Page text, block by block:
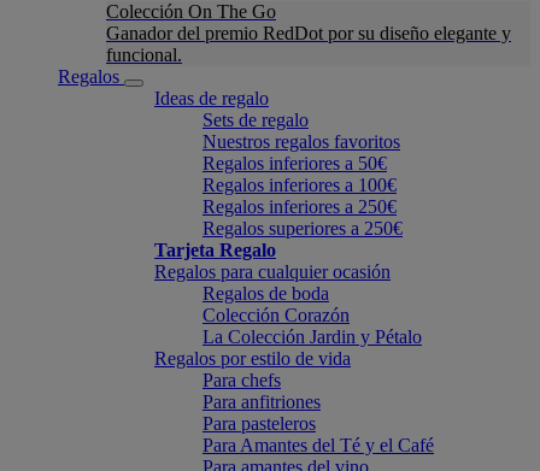
Colección On The Go
Ganador del premio RedDot por su diseño elegante y
funcional.
Regalos
Ideas de regalo
Sets de regalo
Nuestros regalos favoritos
Regalos inferiores a 50€
Regalos inferiores a 100€
Regalos inferiores a 250€
Regalos superiores a 250€
Tarjeta Regalo
Regalos para cualquier ocasión
Regalos de boda
Colección Corazón
La Colección Jardin y Pétalo
Regalos por estilo de vida
Para chefs
Para anfitriones
Para pasteleros
Para Amantes del Té y el Café
Para amantes del vino